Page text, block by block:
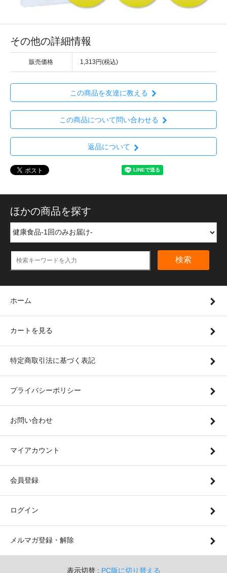
その他の詳細情報
販売価格 1,313円(税込)
この商品を友達に教える
この商品について問い合わせる
返品について
ほかの商品を探す
検索
ホーム
カートを見る
特定商取引法に基づく表記
プライバシーポリシー
お問い合わせ
マイアカウント
会員登録
ログイン
メルマガ登録・解除
表示切替 : PC版に切り替える